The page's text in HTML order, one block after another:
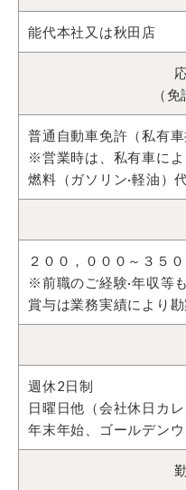
能代本社又は秋田店
（
普通自動車免許（私有車
※営業時は、私有車によ
燃料（ガソリン·軽油）
２００，０００～３５
※前職のご経験·年収等
賞与は業務実績により
週休2日制
日曜日他（会社休日カレ
年末年始、ゴールデン